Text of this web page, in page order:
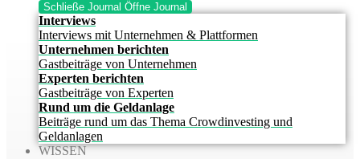
Schließe Journal Öffne Journal
Interviews
Interviews mit Unternehmen & Plattformen
Unternehmen berichten
Gastbeiträge von Unternehmen
Experten berichten
Gastbeiträge von Experten
Rund um die Geldanlage
Beiträge rund um das Thema Crowdinvesting und
Geldanlagen
WISSEN